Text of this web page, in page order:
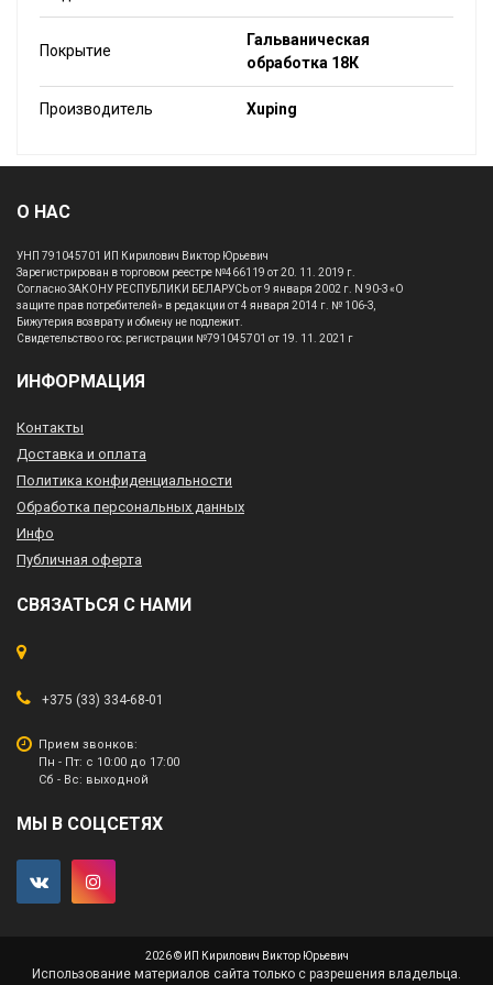
Покрытие
Гальваническая
обработка 18К
Производитель Xuping
О НАС
УНП 791045701 ИП Кирилович Виктор Юрьевич
Зарегистрирован в торговом реестре №466119 от 20. 11. 2019 г.
Согласно ЗАКОНУ РЕСПУБЛИКИ БЕЛАРУСЬ от 9 января 2002 г. N 90-З «О
защите прав потребителей» в редакции от 4 января 2014 г. № 106-З,
Бижутерия возврату и обмену не подлежит.
Свидетельство о гос.регистрации №791045701 от 19. 11. 2021 г
ИНФОРМАЦИЯ
Контакты
Доставка и оплата
Политика конфиденциальности
Обработка персональных данных
Инфо
Публичная оферта
СВЯЗАТЬСЯ С НАМИ
+375 (33) 334-68-01
Прием звонков:
Пн - Пт: с 10:00 до 17:00
Сб - Вс: выходной
МЫ В СОЦСЕТЯХ
2026 © ИП Кирилович Виктор Юрьевич
Использование материалов сайта только с разрешения владельца.